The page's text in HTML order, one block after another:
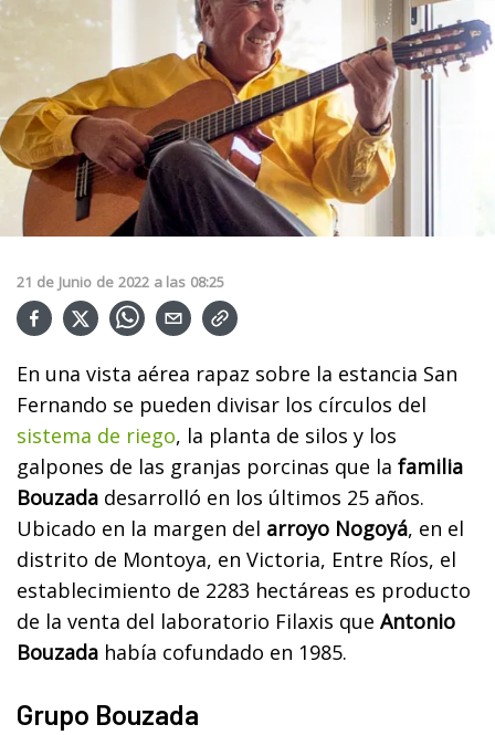
21 de Junio de 2022 a las 08:25
En una vista aérea rapaz sobre la estancia San
Fernando se pueden divisar los círculos del
sistema de riego, la planta de silos y los
galpones de las granjas porcinas que la familia
Bouzada desarrolló en los últimos 25 años.
Ubicado en la margen del arroyo Nogoyá, en el
distrito de Montoya, en Victoria, Entre Ríos, el
establecimiento de 2283 hectáreas es producto
de la venta del laboratorio Filaxis que Antonio
Bouzada había cofundado en 1985.
Grupo Bouzada